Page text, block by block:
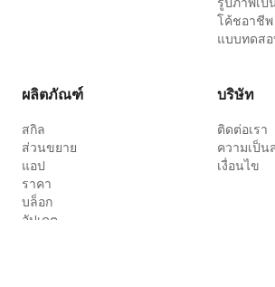
โค้ชอาชีพ
แบบทดสอ
ผลิตภัณฑ์
สกิล
ส่วนขยาย
แอป
ราคา
บล็อก
อัปเดต
บริษัท
ติดต่อเรา
ความเป็น
เงื่อนไข